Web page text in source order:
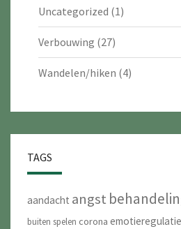
Uncategorized (1)
Verbouwing (27)
Wandelen/hiken (4)
TAGS
aandacht angst
buiten spelen corona emotieregulatie